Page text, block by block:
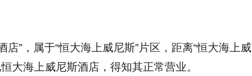
”，属于“恒大海上威尼斯”片区，距离“恒大海上威
大海上威尼斯酒店，得知其正常营业。